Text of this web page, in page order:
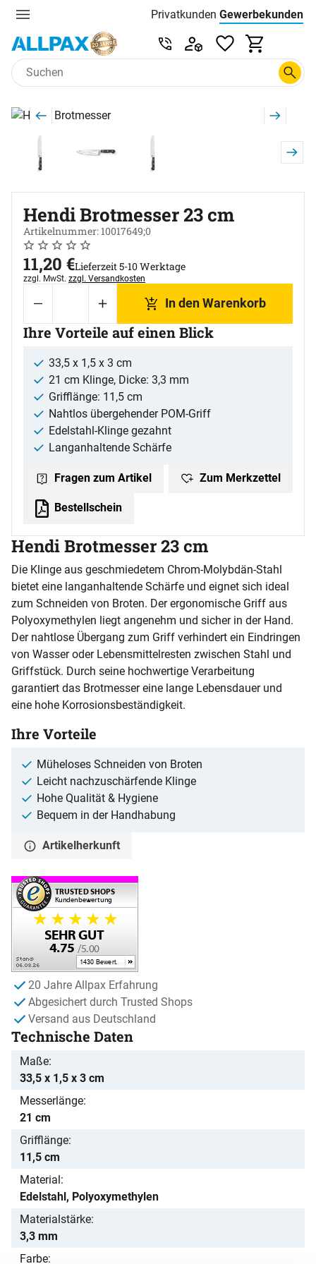
Menu Privatkunden Preisliste:
Gewerbekunden
Zum Hauptinhalt springen
Service & Beratung unter
Produktgalerie
Zur Kaufbox springen
Hendi Brotmesser 23 cm
Artikelnummer: 10017649;0
Noch keine Bewertungen abgegeben
0 Bewertungen
11,20 €Lieferzeit 5-10 Werktage
Steuerhinweis:
zzgl. MwSt. zzgl. Versandkosten
In den Warenkorb
Ihre Vorteile auf einen Blick
33,5 x 1,5 x 3 cm
21 cm Klinge, Dicke: 3,3 mm
Grifflänge: 11,5 cm
Nahtlos übergehender POM-Griff
Edelstahl-Klinge gezahnt
Langanhaltende Schärfe
Fragen zum Artikel Zum Merkzettel
Bestellschein
Hendi Brotmesser 23 cm
Die Klinge aus geschmiedetem Chrom-Molybdän-Stahl
bietet eine langanhaltende Schärfe und eignet sich ideal
zum Schneiden von Broten. Der ergonomische Griff aus
Polyoxymethylen liegt angenehm und sicher in der Hand.
Der nahtlose Übergang zum Griff verhindert ein Eindringen
von Wasser oder Lebensmittelresten zwischen Stahl und
Griffstück. Durch seine hochwertige Verarbeitung
garantiert das Brotmesser eine lange Lebensdauer und
eine hohe Korrosionsbeständigkeit.
Ihre Vorteile
Müheloses Schneiden von Broten
Leicht nachzuschärfende Klinge
Hohe Qualität & Hygiene
Bequem in der Handhabung
Artikelherkunft
20 Jahre Allpax Erfahrung
Abgesichert durch Trusted Shops
Versand aus Deutschland
Technische Daten
Maße
33,5 x 1,5 x 3 cm
Messerlänge
21 cm
Grifflänge
11,5 cm
Material
Edelstahl, Polyoxymethylen
Materialstärke
3,3 mm
Farbe